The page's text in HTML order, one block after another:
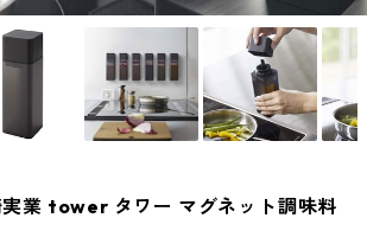
業 tower タワー マグネット調味料